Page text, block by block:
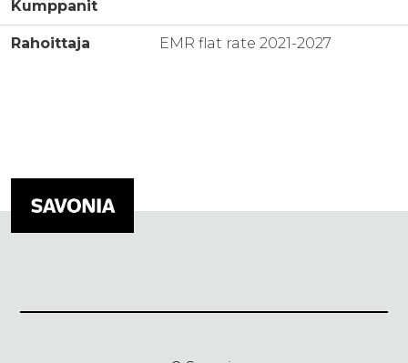
Kumppanit
Rahoittaja EMR flat rate 2021-2027